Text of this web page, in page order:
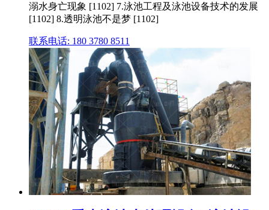
溺水身亡现象 [1102] 7.泳池工程及泳池设备技术的发展
[1102] 8.透明泳池不是梦 [1102]
联系电话: 180 3780 8511